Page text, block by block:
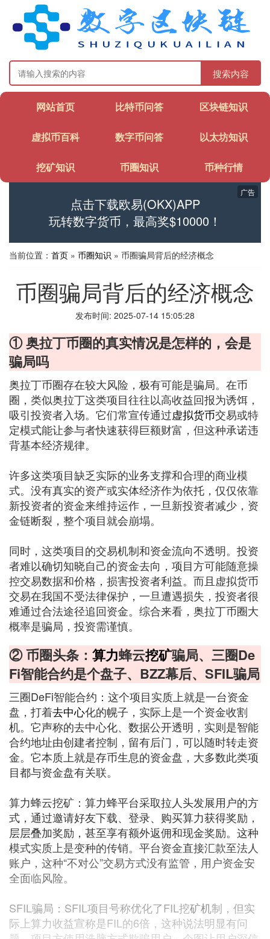
搜索内容
网站首页 比特币问答 区块链知识
虚拟币百科 数字币问答 以太坊知识
挖矿知识 币圈知识 币种行情
点击下载欧易(OKX)APP
玩转数字货币，最高奖$10000！
广告
当前位置： 首页 » 币圈知识 » 币圈骗局背后的经济概念
币圈骗局背后的经济概念
发布时间: 2025-07-14 15:05:28
① 奥拉丁币圈的真实情况是怎样的，会是
骗局吗
奥拉丁币圈存在较大风险，极有可能是骗局。在币
圈，类似奥拉丁这类项目往往以高收益回报为诱饵，
吸引投资者入场。它们常宣传通过虚拟货币交易或特
定模式能让参与者快速获得巨额财富，但这种承诺违
背基本经济规律。
许多这类项目缺乏实际的业务支撑和合理的商业模
式。没有真实的资产或实体经济作为依托，仅仅依靠
新投资者的资金来维持运作，一旦新投资者减少，资
金链断裂，整个项目就会崩塌。
同时，这类项目的交易机制和资金流向不透明。投资
者难以确切知晓自己的资金去向，项目方可能随意操
控交易数据和价格，损害投资者利益。而且虚拟货币
交易在我国不受法律保护，一旦遭遇损失，投资者很
难通过合法途径追回资金。综合来看，奥拉丁币圈大
概率是骗局，投资需谨慎。
② 币圈头条： 算力蜂云挖矿骗局、三圈De
Fi智能合约是个盘子、BZZ幕后、SFIL骗局
三圈DeFi智能合约：这个项目实质上就是一台资金
盘，打着去中心化的幌子，实际上是一个资金收割
机。它声称的去中心化、数据公开透明，实则是智能
合约地址由创建者控制，留有后门，可以随时转走资
金。它本质上就是存币生息的资金盘，大多数此类项
目都与资金盘有关联。
算力蜂云挖矿：算力蜂平台采取拉人头发展用户的方
式，通过邀请好友下载、登录、购买算力获得奖励，
层层叠加奖励，甚至享有额外返佣和现金奖励。这种
模式实质上是变种的传销。平台资金直接汇款至法人
账户，这种“不对公”交易方式没有监管，用户资金安
全面临风险。
SFIL骗局：SFIL项目号称优化了FIL挖矿机制，但实
际上算力收益宣称是FIL的6倍，这种说法明显有问